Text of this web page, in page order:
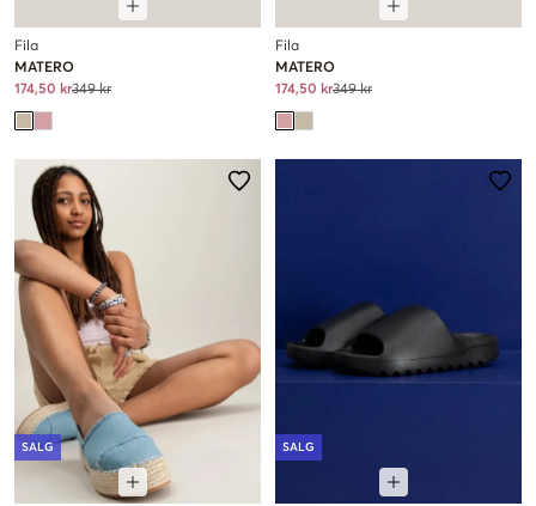
Fila
MATERO
174,50 kr349 kr
Fila
MATERO
174,50 kr349 kr
SALG SALG